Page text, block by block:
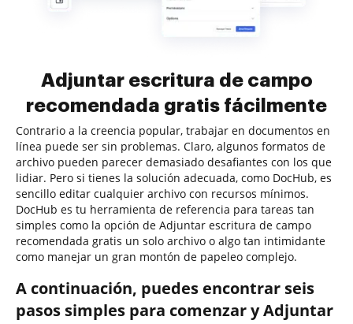
Adjuntar escritura de campo
recomendada gratis fácilmente
Contrario a la creencia popular, trabajar en documentos en
línea puede ser sin problemas. Claro, algunos formatos de
archivo pueden parecer demasiado desafiantes con los que
lidiar. Pero si tienes la solución adecuada, como DocHub, es
sencillo editar cualquier archivo con recursos mínimos.
DocHub es tu herramienta de referencia para tareas tan
simples como la opción de Adjuntar escritura de campo
recomendada gratis un solo archivo o algo tan intimidante
como manejar un gran montón de papeleo complejo.
A continuación, puedes encontrar seis
pasos simples para comenzar y Adjuntar